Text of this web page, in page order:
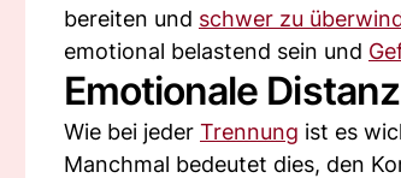
bereiten und schwer zu
emotional belastend sein und
Emotionale
Wie bei jeder Trennung ist es
Manchmal bedeutet dies, den